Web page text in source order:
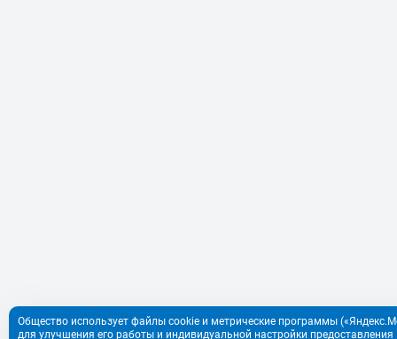
Общество использует файлы cookie и метрические программы
для улучшения его работы и индивидуальной настройки